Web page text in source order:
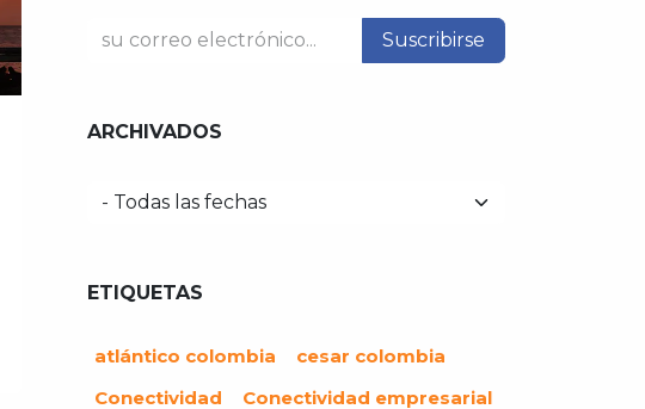
Suscribirse
ARCHIVADOS
ETIQUETAS
atlántico colombia
cesar colombia
Conectividad
Conectividad empresarial